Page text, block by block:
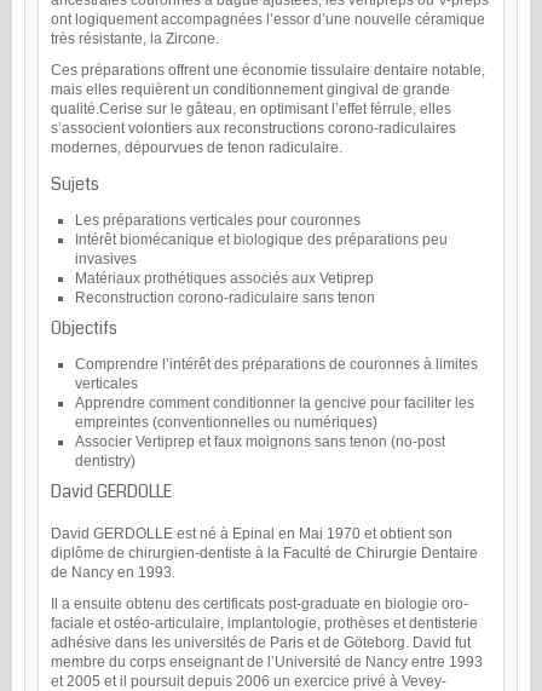
ont logiquement accompagnées l’essor d’une nouvelle céramique
très résistante, la Zircone.
Ces préparations offrent une économie tissulaire dentaire notable,
mais elles requièrent un conditionnement gingival de grande
qualité.Cerise sur le gâteau, en optimisant l’effet férrule, elles
s’associent volontiers aux reconstructions corono-radiculaires
modernes, dépourvues de tenon radiculaire.
Sujets
Les préparations verticales pour couronnes
Intérêt biomécanique et biologique des préparations peu
invasives
Matériaux prothétiques associés aux Vetiprep
Reconstruction corono-radiculaire sans tenon
Objectifs
Comprendre l’intérêt des préparations de couronnes à limites
verticales
Apprendre comment conditionner la gencive pour faciliter les
empreintes (conventionnelles ou numériques)
Associer Vertiprep et faux moignons sans tenon (no-post
dentistry)
David GERDOLLE
David GERDOLLE est né à Epinal en Mai 1970 et obtient son
diplôme de chirurgien-dentiste à la Faculté de Chirurgie Dentaire
de Nancy en 1993.
Il a ensuite obtenu des certificats post-graduate en biologie oro-
faciale et ostéo-articulaire, implantologie, prothèses et dentisterie
adhésive dans les universités de Paris et de Göteborg. David fut
membre du corps enseignant de l’Université de Nancy entre 1993
et 2005 et il poursuit depuis 2006 un exercice privé à Vevey-